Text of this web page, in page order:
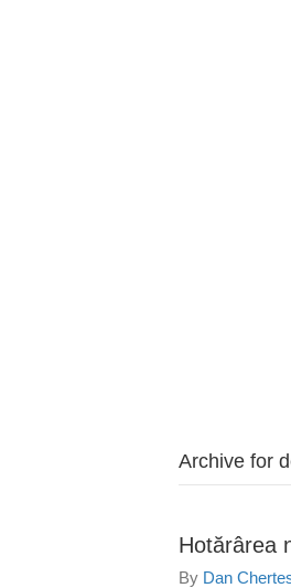
Archive for
Hotărârea
By Dan